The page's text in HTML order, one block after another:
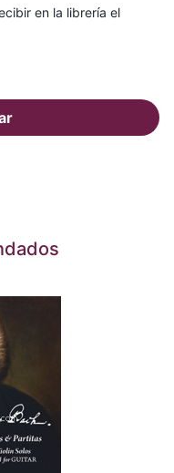
en la librería el